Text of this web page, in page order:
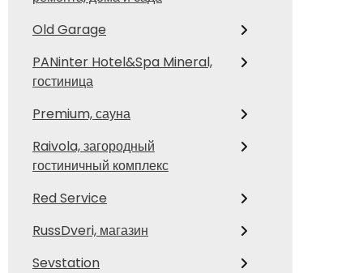
Old Garage
PANinter Hotel&Spa Mineral,
гостиница
Premium, сауна
Raivola, загородный
гостиничный комплекс
Red Service
RussDveri, магазин
Sevstation